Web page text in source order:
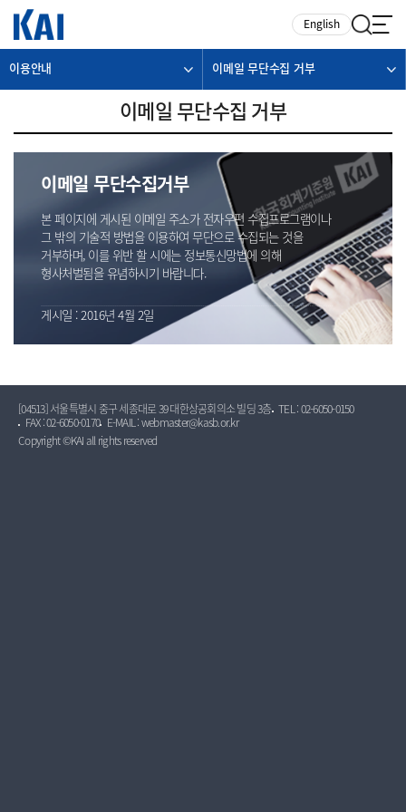
English
이용안내 이메일 무단수집 거부
이메일 무단수집 거부
이메일 무단수집거부
본 페이지에 게시된 이메일 주소가 전자우편 수집프로그램이나
그 밖의 기술적 방법을 이용하여 무단으로 수집되는 것을
거부하며, 이를 위반 할 시에는 정보통신망법에 의해
형사처벌됨을 유념하시기 바랍니다.
게시일 : 2016년 4월 2일
[04513] 서울특별시 중구 세종대로 39 대한상공회의소 빌딩 3층 TEL : 02-6050-0150
FAX : 02-6050-0170
E-MAIL : webmaster@kasb.or.kr
Copyright ©KAI all rights reserved